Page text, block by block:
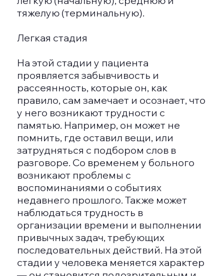
назначения соответствующего
лечения требуется совместная
работа группы специалистов
психотерапевтов), которые должны
деменции.
В современном медицинском
практике применяются следующие
подходы:
Регистрация жалоб пациента и
психиатрическая оценка;
Подробный неврологический
анамнез;
Оценка специалистом в области
клинической психологии,
которая позволит проверить
функции памяти, логическое
мышление и интеллектуальные
способности;
Формирование общей
клинической картины на
основании результатов
анализов крови;
Ультразвуковая диагностика и
нейротестирование.